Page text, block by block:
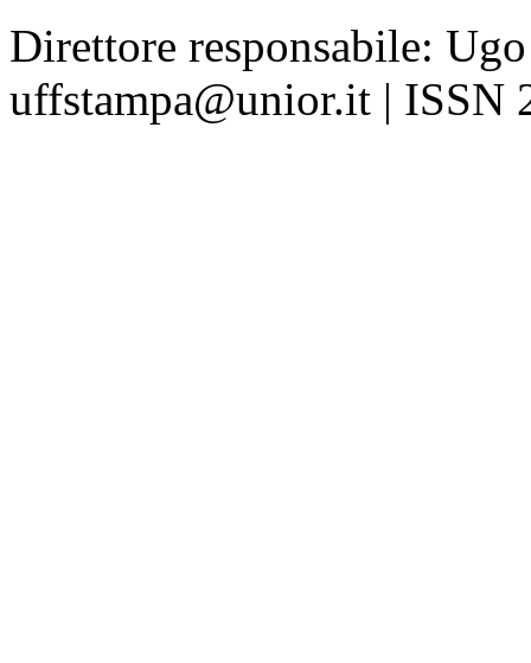
Direttore responsabile:
uffstampa@unior.it | ISSN